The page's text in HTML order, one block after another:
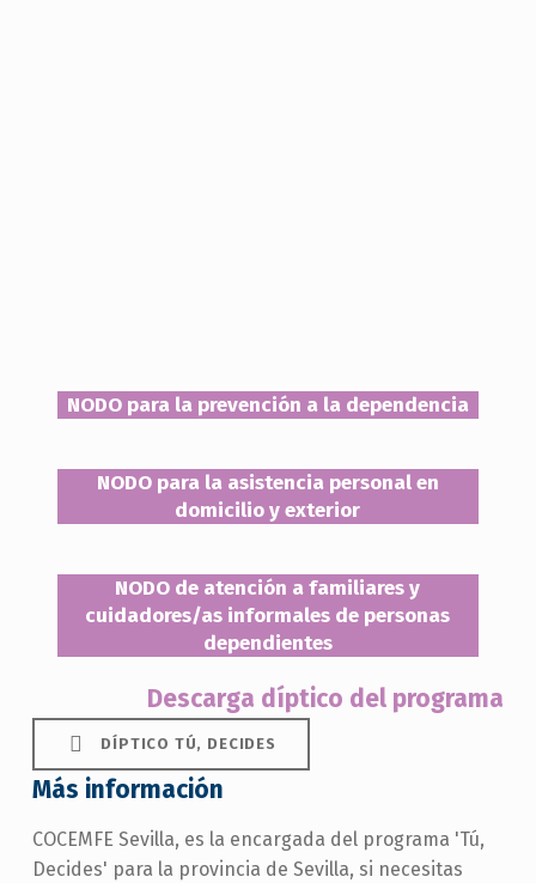
NODO para la prevención a la dependencia
NODO para la asistencia personal en
domicilio y exterior
NODO de atención a familiares y
cuidadores/as informales de personas
dependientes
Descarga díptico del programa
DÍPTICO TÚ, DECIDES
Más información
COCEMFE Sevilla, es la encargada del programa 'Tú,
Decides' para la provincia de Sevilla, si necesitas